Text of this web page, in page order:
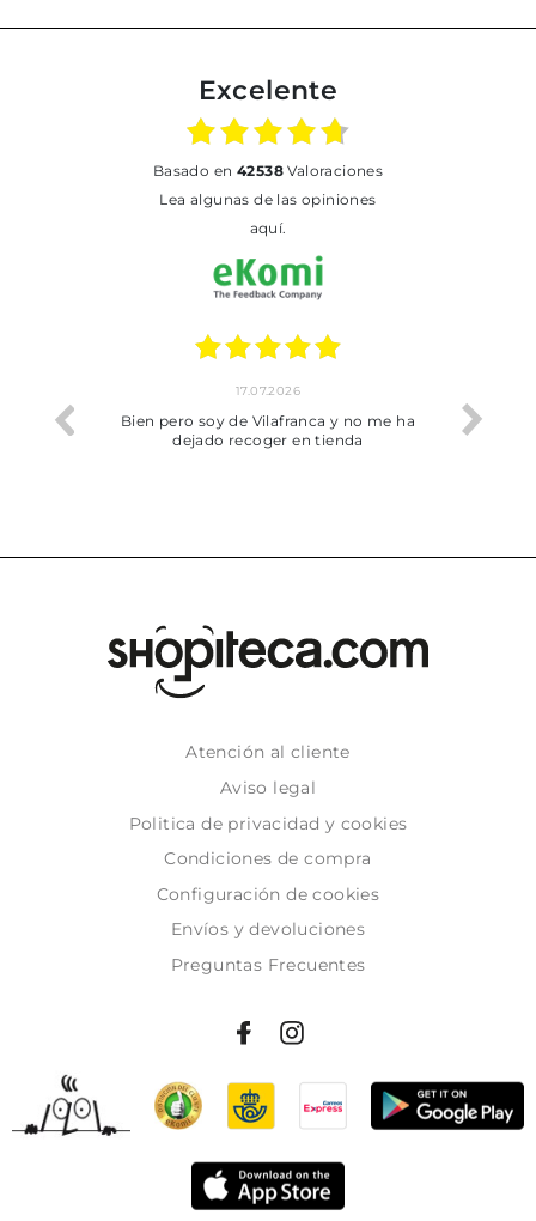
Excelente
basado en 42538Valoraciones
Lea algunas de las opiniones
aquí.
trobat
17.07.2026
Bien pero soy de Vilafranca y no me ha
dejado recoger en tienda
Atención al cliente
Aviso legal
Politica de privacidad y cookies
Condiciones de compra
Configuración de cookies
Envíos y devoluciones
Preguntas Frecuentes